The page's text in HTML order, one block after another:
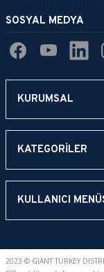
SOSYAL MEDYA
KURUMSAL
KATEGORİLER
KULLANICI
2023 © GIANT TURKEY